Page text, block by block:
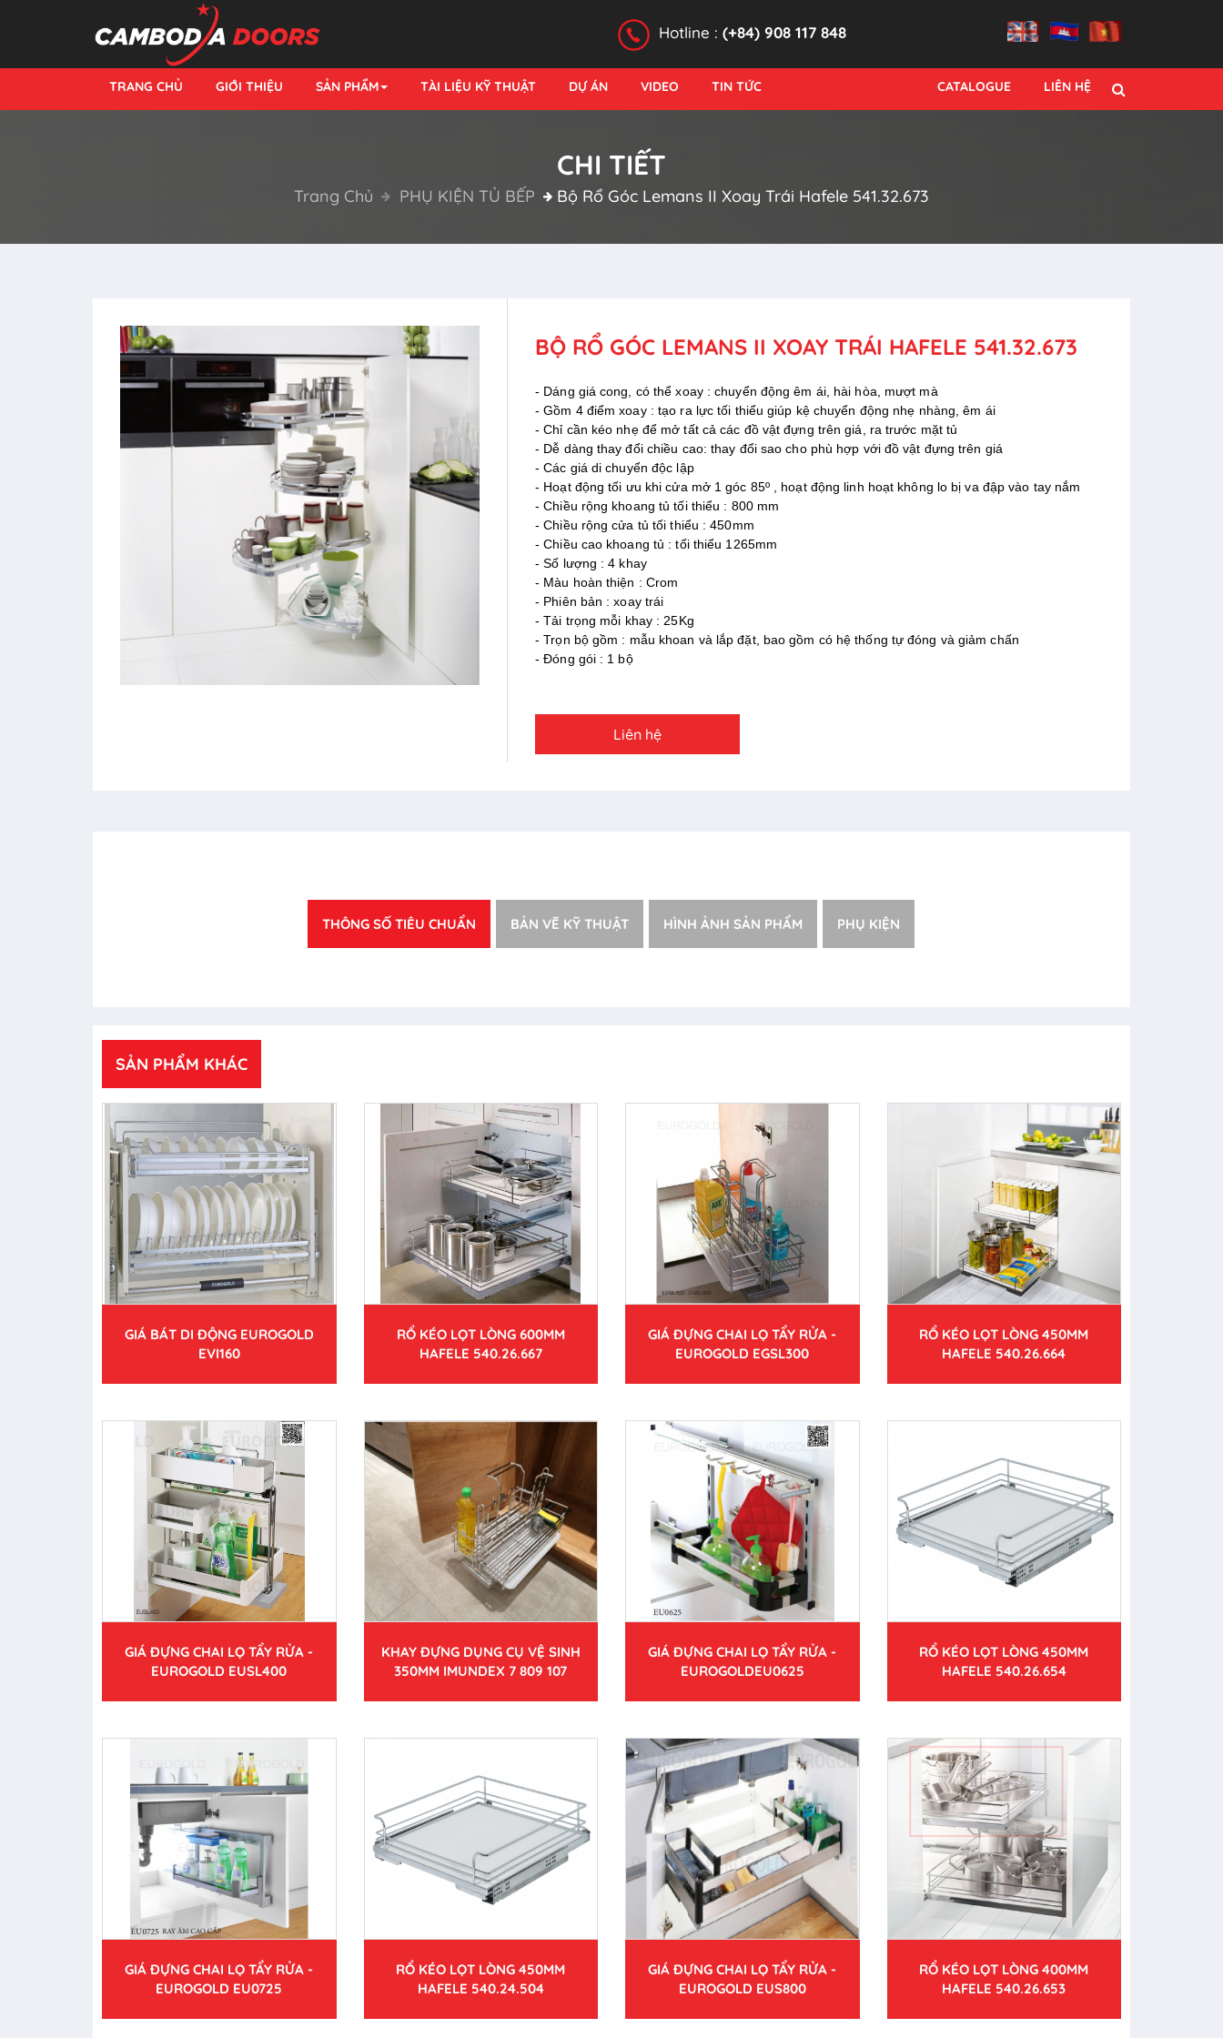
Hotline : (+84) 908 117 848
TRANG CHỦ GIỚI THIỆU SẢN PHẨM TÀI LIỆU KỸ THUẬT DỰ ÁN VIDEO TIN TỨC CATALOGUE LIÊN HỆ
CHI TIẾT
Trang Chủ PHỤ KIỆN TỦ BẾP Bộ Rổ Góc Lemans II Xoay Trái Hafele 541.32.673
BỘ RỔ GÓC LEMANS II XOAY TRÁI HAFELE 541.32.673
- Dáng giá cong, có thể xoay : chuyển động êm ái, hài hòa, mượt mà
- Gồm 4 điểm xoay : tạo ra lực tối thiểu giúp kệ chuyển động nhẹ nhàng, êm ái
- Chỉ cần kéo nhẹ để mở tất cả các đồ vật đựng trên giá, ra trước mặt tủ
- Dễ dàng thay đổi chiều cao: thay đổi sao cho phù hợp với đồ vật đựng trên giá
- Các giá di chuyển độc lập
- Hoạt động tối ưu khi cửa mở 1 góc 85º , hoạt động linh hoạt không lo bị va đập vào tay nắm
- Chiều rộng khoang tủ tối thiểu : 800 mm
- Chiều rộng cửa tủ tối thiểu : 450mm
- Chiều cao khoang tủ : tối thiểu 1265mm
- Số lượng : 4 khay
- Màu hoàn thiện : Crom
- Phiên bản : xoay trái
- Tải trọng mỗi khay : 25Kg
- Trọn bộ gồm : mẫu khoan và lắp đặt, bao gồm có hệ thống tự đóng và giảm chấn
- Đóng gói : 1 bộ
Liên hệ
THÔNG SỐ TIÊU CHUẨN BẢN VẼ KỸ THUẬT HÌNH ẢNH SẢN PHẨM PHỤ KIỆN
SẢN PHẨM KHÁC
GIÁ BÁT DI ĐỘNG EUROGOLD
EVI160
RỔ KÉO LỌT LÒNG 600MM
HAFELE 540.26.667
GIÁ ĐỰNG CHAI LỌ TẨY RỬA -
EUROGOLD EGSL300
RỔ KÉO LỌT LÒNG 450MM
HAFELE 540.26.664
GIÁ ĐỰNG CHAI LỌ TẨY RỬA -
EUROGOLD EUSL400
KHAY ĐỰNG DỤNG CỤ VỆ SINH
350MM IMUNDEX 7 809 107
GIÁ ĐỰNG CHAI LỌ TẨY RỬA -
EUROGOLDEU0625
RỔ KÉO LỌT LÒNG 450MM
HAFELE 540.26.654
GIÁ ĐỰNG CHAI LỌ TẨY RỬA -
EUROGOLD EU0725
RỔ KÉO LỌT LÒNG 450MM
HAFELE 540.24.504
GIÁ ĐỰNG CHAI LỌ TẨY RỬA -
EUROGOLD EUS800
RỔ KÉO LỌT LÒNG 400MM
HAFELE 540.26.653